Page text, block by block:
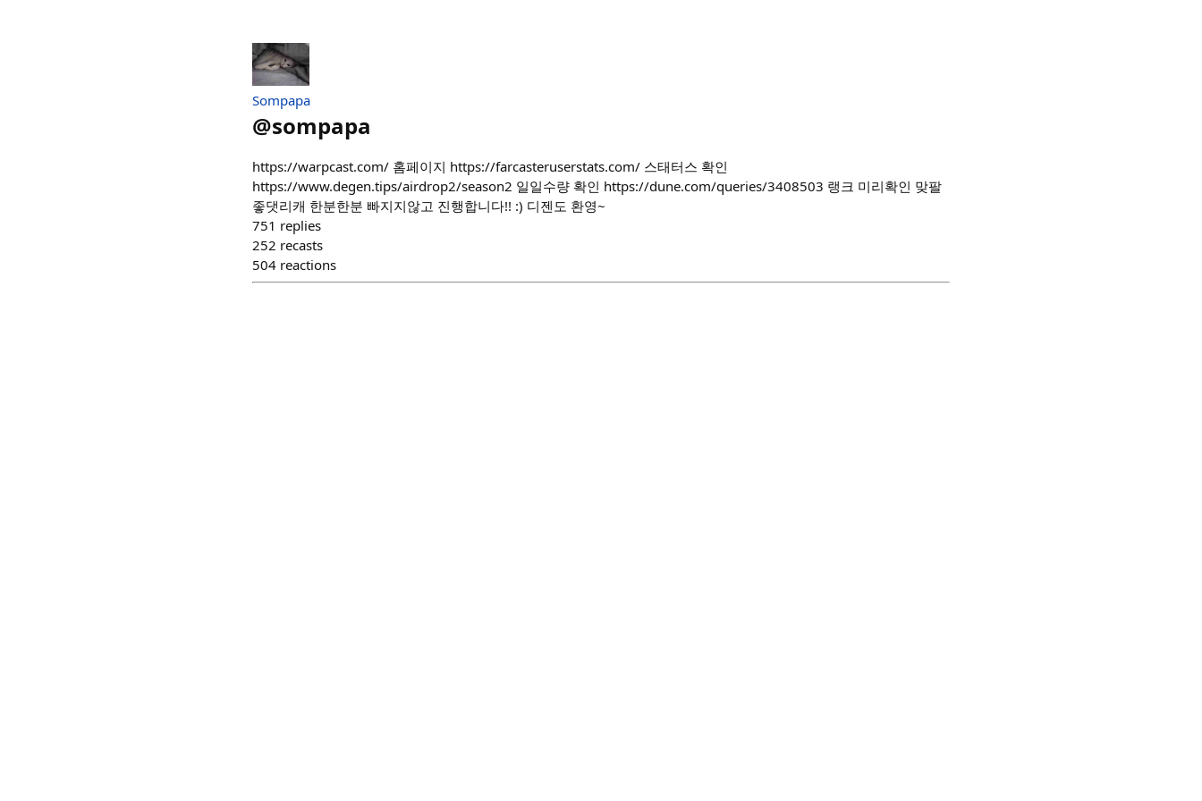
Sompapa
@sompapa
https://warpcast.com/ 홈페이지 https://farcasteruserstats.com/ 스태터스 확인
https://www.degen.tips/airdrop2/season2 일일수량 확인 https://dune.com/queries/3408503 랭크 미리확인 맞팔
좋댓리캐 한분한분 빠지지않고 진행합니다!! :) 디젠도 환영~
751 replies
252 recasts
504 reactions